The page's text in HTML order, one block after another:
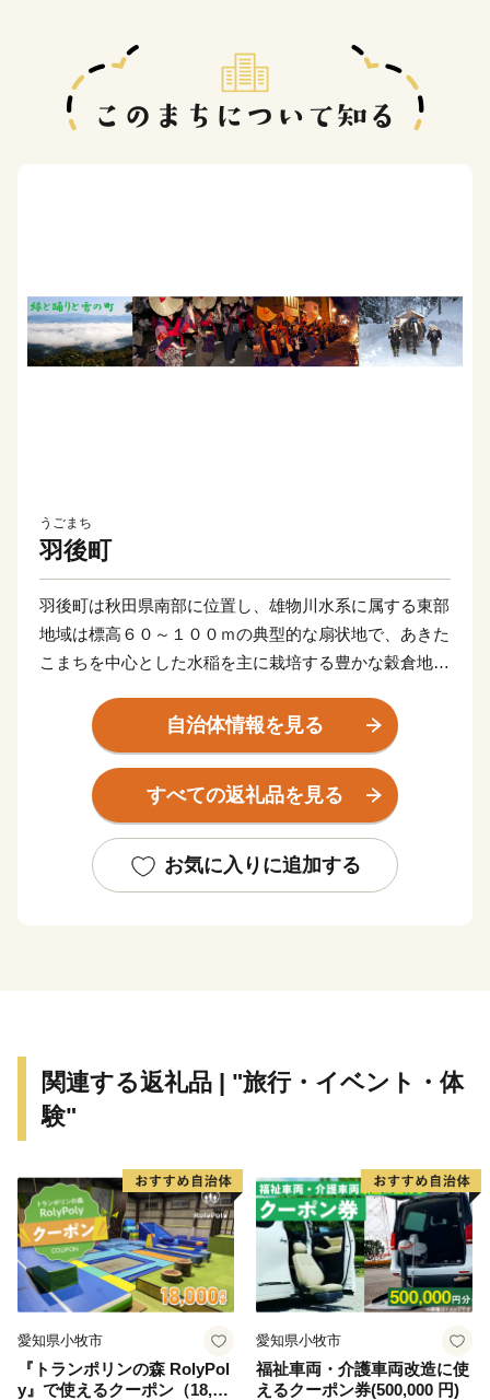
うごまち
羽後町
羽後町は秋田県南部に位置し、雄物川水系に属する東部
地域は標高６０～１００ｍの典型的な扇状地で、あきた
こまちを中心とした水稲を主に栽培する豊かな穀倉地帯
００～３５０ｍの出羽丘陵八塩山塊に属する山間・高原
地帯となっております。冬は多いところで２ｍを超える
ほどの積雪がある豪雪地帯でもありますが、夏には国の
重要無形民俗文化財に指定されている「西馬音内（にし
くの観光客が優雅で先祖と一体化したような幽玄な世界
に酔いしれております。昭和３０年、１町６村が合併し
自治体情報を見る
すべての返礼品を見る
お気に入りに追加する
関連する返礼品 | "旅行・イベント・体
験"
愛知県小牧市
『トランポリンの森 RolyPol
y』で使えるクーポン（18,00
愛知県小牧市
福祉車両・介護車両改造に使
えるクーポン券(500,000 円)